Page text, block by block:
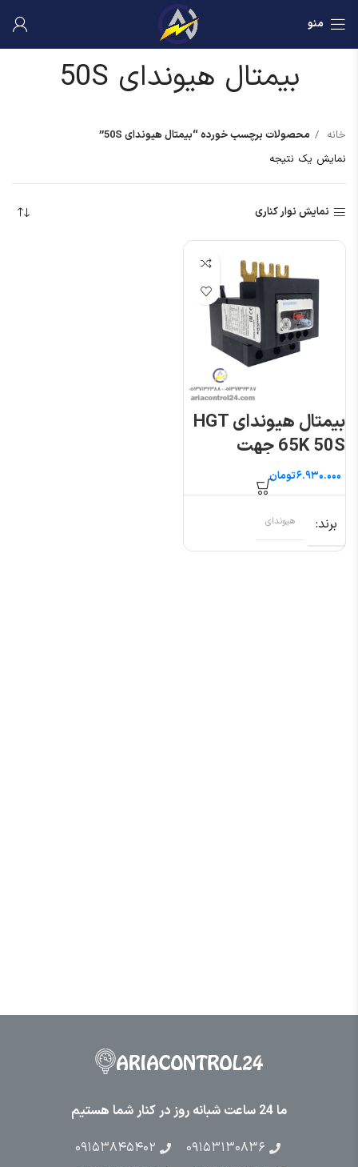
منو
بیمتال هیوندای 50S
خانه
محصولات برچسب خورده “بیمتال هیوندای 50S”
نمایش یک نتیجه
نمایش نوار کناری
بیمتال هیوندای HGT
65K 50S جهت
کنتاکتور ۵۰ تا ۶۵ آمپرتومان
برند هیوندای
ما 24 ساعت شبانه روز در کنار شما هستیم
۰۹۱۵۳۱۳۰۸۳۶
۰۹۱۵۳۸۴۵۴۰۲